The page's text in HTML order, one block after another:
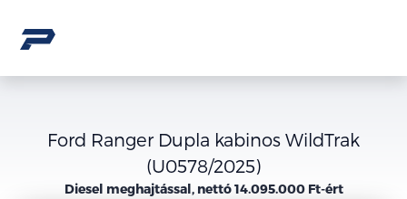
Ford Ranger Dupla kabinos WildTrak
(U0578/2025)
Diesel meghajtással, nettó 14.095.000 Ft-ért